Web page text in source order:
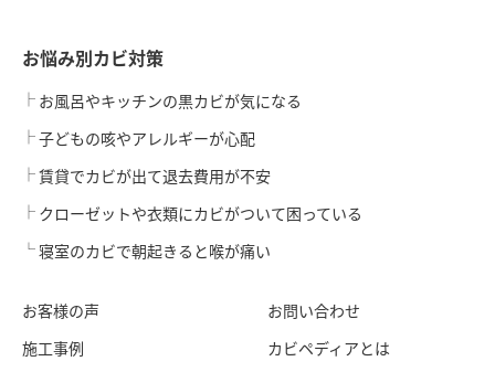
お悩み別カビ対策
お風呂やキッチンの黒カビが気になる
子どもの咳やアレルギーが心配
賃貸でカビが出て退去費用が不安
クローゼットや衣類にカビがついて困っている
寝室のカビで朝起きると喉が痛い
お客様の声
施工事例
お問い合わせ
カビペディアとは